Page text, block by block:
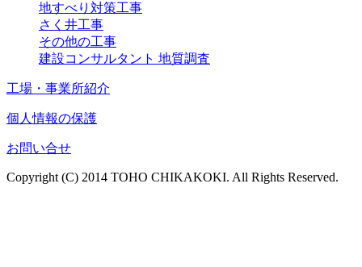
地すべり対策工事
さく井工事
その他の工事
建設コンサルタント 地質調査
工場・事業所紹介
個人情報の保護
お問い合せ
Copyright (C) 2014 TOHO CHIKAKOKI. All Rights Reserved.